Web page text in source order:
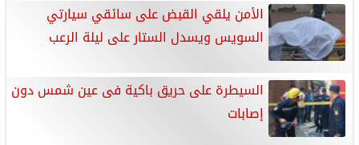
الأمن يلقي القبض على سائقي سيارتي
السويس ويسدل الستار على ليلة الرعب
السيطرة على حريق باكية فى عين شمس دون
إصابات